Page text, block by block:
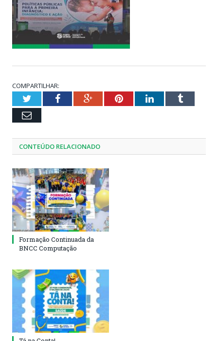
COMPARTILHAR:
TwitterFacebookGoogle+PinterestLinkedInTumblr
Email
CONTEÚDO RELACIONADO
Formação Continuada da
BNCC Computação